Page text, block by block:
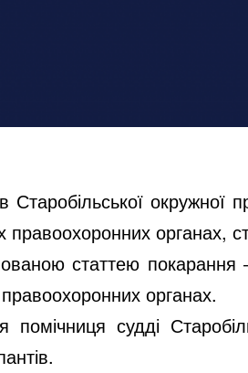
Старобільської
органах,
статтею
органах.
судді